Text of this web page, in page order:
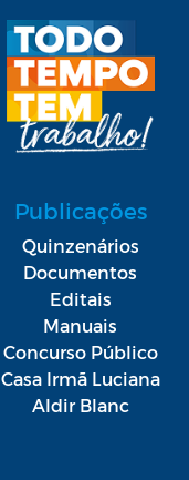
Publicações
Quinzenários
Documentos
Editais
Manuais
Concurso Público
Casa Irmã Luciana
Aldir Blanc